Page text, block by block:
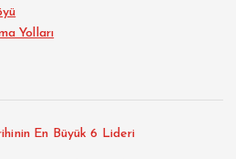
Yolları
En Büyük 6 Lideri